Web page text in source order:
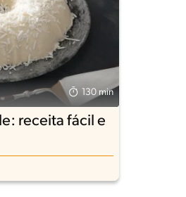
130 min
receita fácil e